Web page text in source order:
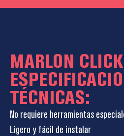
MARLON
TÉCNICAS:
No requiere herramientas
Ligero y fácil de instalar